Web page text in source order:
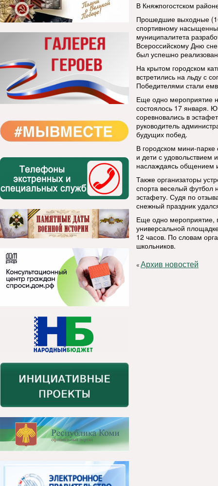
В Княжпогостском
Прошедшие выходные
спортивному
муниципалитета
Всероссийскому Дню
был успешно
На крытом городском
встретились на льду с
Победителями стали
Еще одно мероприятие
состоялось 17 января.
соревновались в
руководитель
будущих побед.
В городском мини-
и дети с удовольствием
наслаждаясь общением
Также организаторы
спорта веселый футбол
эстафету. Судя по
снежный праздник
Еще одно мероприятие,
универсальной
12 часов. По словам
школьников.
«Архив новостей